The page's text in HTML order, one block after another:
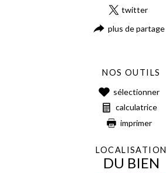
twitter
plus de partage
NOS OUTILS
sélectionner
calculatrice
imprimer
LOCALISATION
DU BIEN